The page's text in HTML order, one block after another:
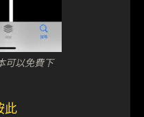
可以免費下
此